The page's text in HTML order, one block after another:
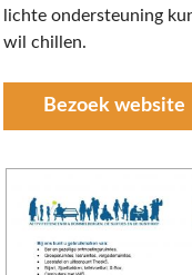
lichte ondersteuning
wil chillen.
Bezoek website